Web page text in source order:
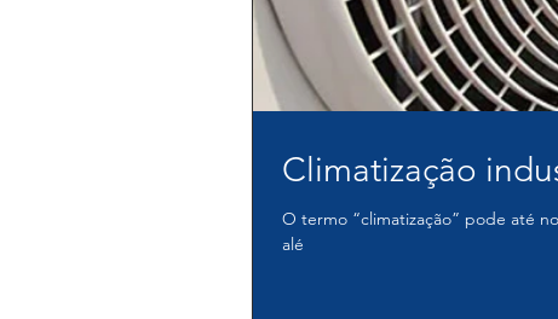
Climatização
O termo “climatização” pode até
alé